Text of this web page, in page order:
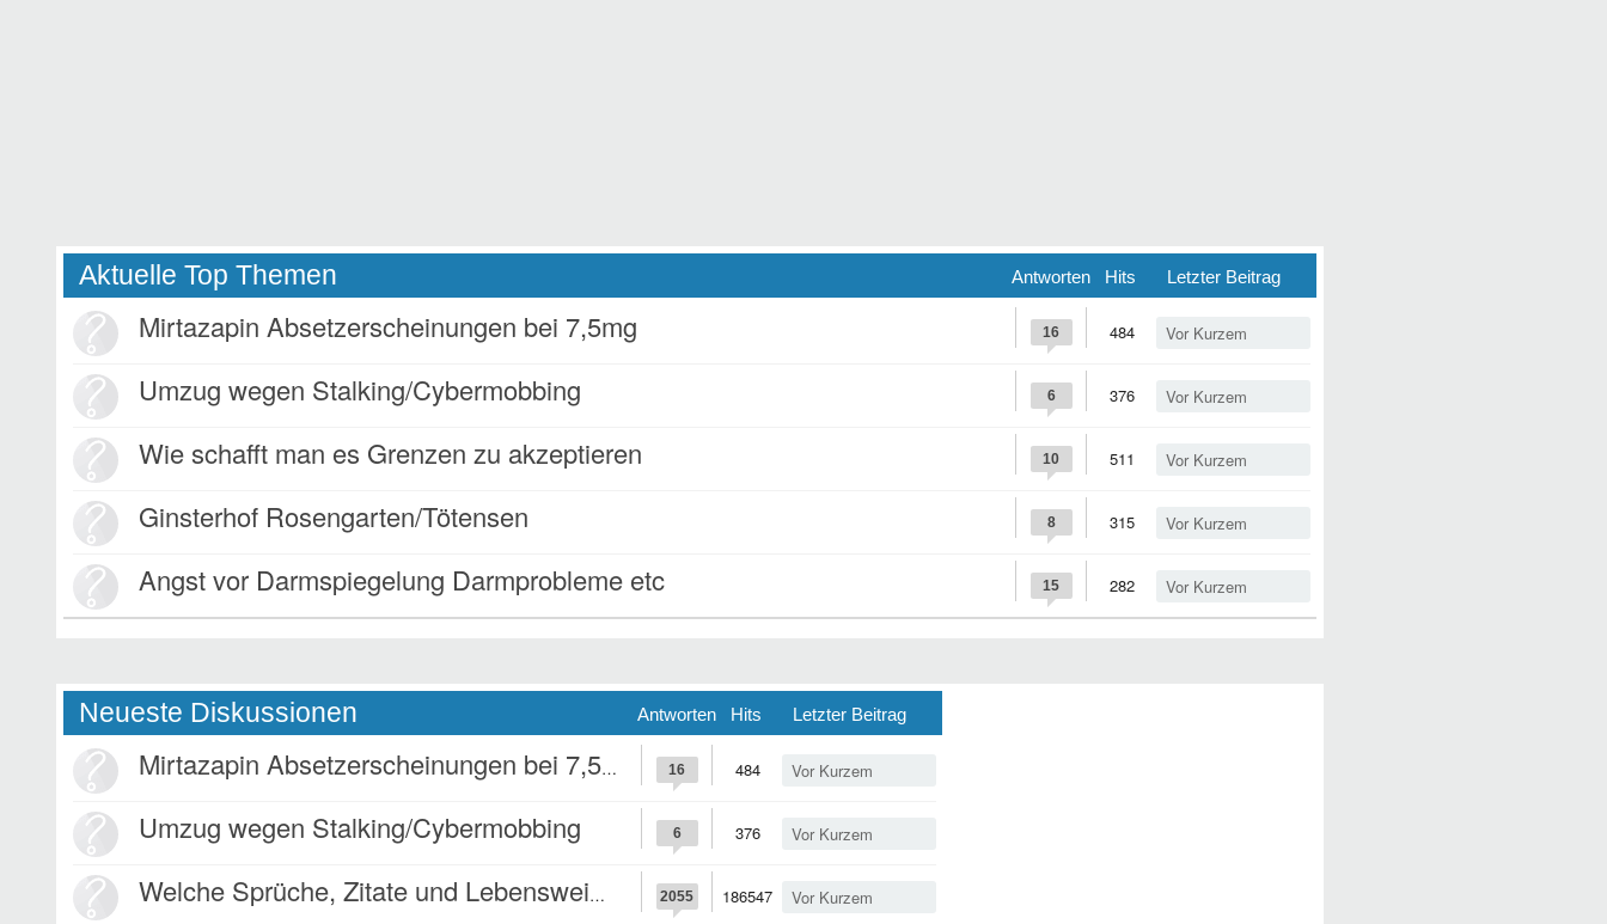
Aktuelle Top Themen Hits
Antworten Letzter Beitrag
Mirtazapin Absetzerscheinungen bei 7,5mg Vor Kurzem
484
16
Umzug wegen Stalking/Cybermobbing Vor Kurzem
376
6
Wie schafft man es Grenzen zu akzeptieren Vor Kurzem
511
10
Ginsterhof Rosengarten/Tötensen Vor Kurzem
315
8
Angst vor Darmspiegelung Darmprobleme etc Vor Kurzem
282
15
Neueste Diskussionen Hits
Antworten Letzter Beitrag
Mirtazapin Absetzerscheinungen bei 7,5mg Vor Kurzem
484
16
Umzug wegen Stalking/Cybermobbing Vor Kurzem
376
6
Welche Sprüche, Zitate und Lebensweisheiten bewegen euch? Vor Kurzem
186547
2055